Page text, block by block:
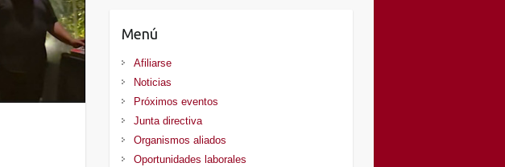
Menú
Afiliarse
Noticias
Próximos eventos
Junta directiva
Organismos aliados
Oportunidades laborales